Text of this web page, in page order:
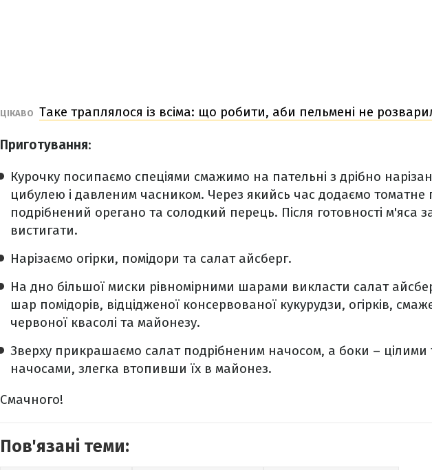
ЦІКАВО Таке траплялося із всіма: що робити, аби пельмені не
Приготування:
Курочку посипаємо спеціями смажимо на пательні з дрібно
цибулею і давленим часником. Через якийсь час додаємо томатне
подрібнений орегано та солодкий перець. Після готовності м'яса
вистигати.
Нарізаємо огірки, помідори та салат айсберг.
На дно більшої миски рівномірними шарами викласти салат
шар помідорів, відцідженої консервованої кукурудзи, огірків,
червоної квасолі та майонезу.
Зверху прикрашаємо салат подрібненим начосом, а боки – цілими
начосами, злегка втопивши їх в майонез.
Смачного!
Пов'язані теми: